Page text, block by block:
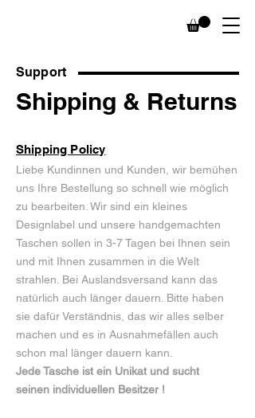
Support
Shipping & Returns
Shipping Policy
Liebe Kundinnen und Kunden, wir bemühen
uns Ihre Bestellung so schnell wie möglich
zu bearbeiten. Wir sind ein kleines
Designlabel und unsere handgemachten
Taschen sollen in 3-7 Tagen bei Ihnen sein
und mit Ihnen zusammen in die Welt
strahlen. Bei Auslandsversand kann das
natürlich auch länger dauern. Bitte haben
sie dafür Verständnis, das wir alles selber
machen und es in Ausnahmefällen auch
schon mal länger dauern kann.
Jede Tasche ist ein Unikat und sucht
seinen individuellen Besitzer !